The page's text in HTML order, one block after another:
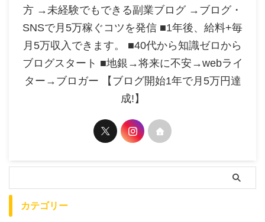
方 →未経験でもできる副業ブログ →ブログ・
SNSで月5万稼ぐコツを発信 ■1年後、給料+毎
月5万収入できます。 ■40代から知識ゼロから
ブログスタート ■地銀→将来に不安→webライ
ター→ブロガー 【ブログ開始1年で月5万円達
成!】
カテゴリー